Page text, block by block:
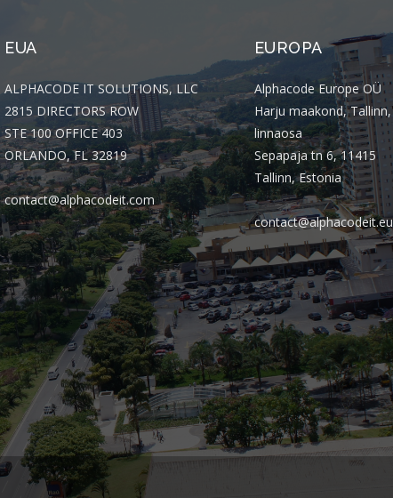
Quem criou
Almeida
O que é
reduz riscos
PSTI: Por
estabilidade
financeira
Arquivos
agosto 2026
julho 2026
abril 2026
março 2026
fevereiro
janeiro 2026
Sustentação de projetos
Integrações
EUA
ALPHACODE IT SOLUTIONS, LLC
2815 DIRECTORS ROW
STE 100 OFFICE 403
ORLANDO, FL 32819
contact@alphacodeit.com
EUROPA
Alphacode Europe OÜ
Harju maakond,
linnaosa
Sepapaja tn 6, 11415
Tallinn, Estonia
contact@alphacodeit.eu